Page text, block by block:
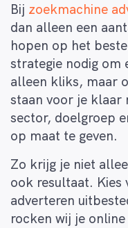
Bij zoekmachine
dan alleen een
hopen op het
strategie nodig om
alleen kliks, maar
staan voor je klaar
sector, doelgroep
op maat te geven.
Zo krijg je niet
ook resultaat. Kies
adverteren
rocken wij je online